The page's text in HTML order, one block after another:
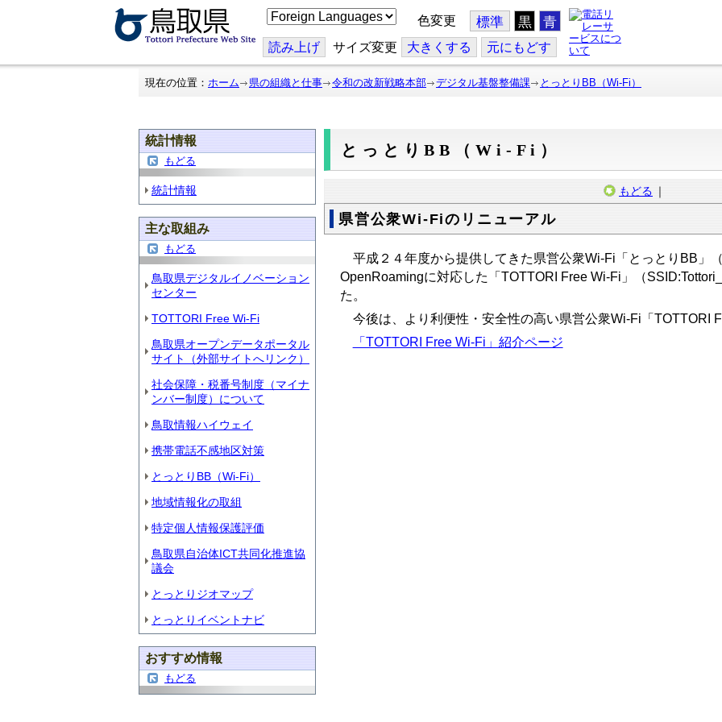
こ
の
ジ
を
翻
色変更 標準 黒 青
読み上げ サイズ変更 大きくする 元にもどす
現在の位置： ホーム 県の組織と仕事 令和の改新戦略本部 デジタル基盤整備課 とっとりBB（Wi-Fi）
統計情報
もどる
統計情報
主な取組み
もどる
鳥取県デジタルイノベーション
センター
TOTTORI Free Wi-Fi
鳥取県オープンデータポータル
サイト（外部サイトへリンク）
社会保障・税番号制度（マイナ
ンバー制度）について
鳥取情報ハイウェイ
携帯電話不感地区対策
とっとりBB（Wi-Fi）
地域情報化の取組
特定個人情報保護評価
鳥取県自治体ICT共同化推進協
議会
とっとりジオマップ
とっとりイベントナビ
おすすめ情報
もどる
とっとりBB（Wi-Fi）
もどる ｜
県営公衆Wi-Fiのリニューアル
平成２４年度から提供してきた県営公衆Wi-Fi「とっとりBB」
OpenRoamingに対応した「TOTTORI Free Wi-Fi」（
た。
今後は、より利便性・安全性の高い県営公衆Wi-Fi 「TOTTORI
「TOTTORI Free Wi-Fi」紹介ページ